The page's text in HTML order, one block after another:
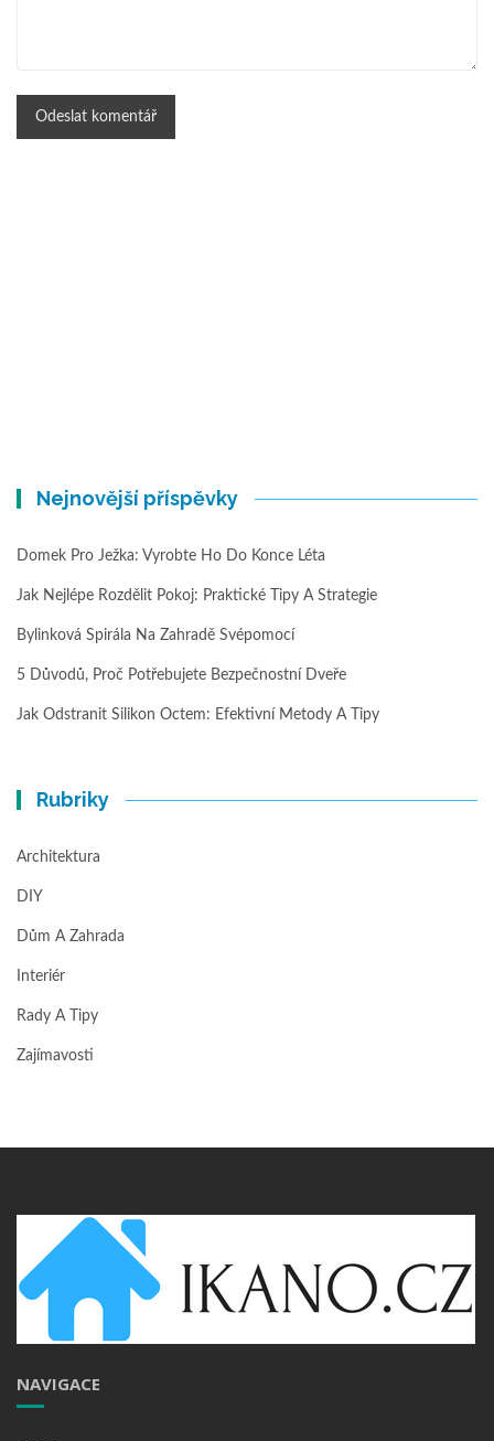
Nejnovější příspěvky
Domek Pro Ježka: Vyrobte Ho Do Konce Léta
Jak Nejlépe Rozdělit Pokoj: Praktické Tipy A Strategie
Bylinková Spirála Na Zahradě Svépomocí
5 Důvodů, Proč Potřebujete Bezpečnostní Dveře
Jak Odstranit Silikon Octem: Efektivní Metody A Tipy
Rubriky
Architektura
DIY
Dům A Zahrada
Interiér
Rady A Tipy
Zajímavosti
NAVIGACE